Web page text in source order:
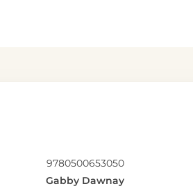
9780500653050
Gabby Dawnay